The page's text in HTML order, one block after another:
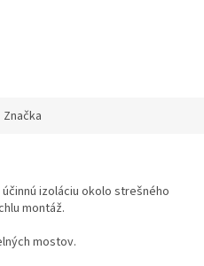
Značka
izoláciu okolo strešného
montáž.
mostov.